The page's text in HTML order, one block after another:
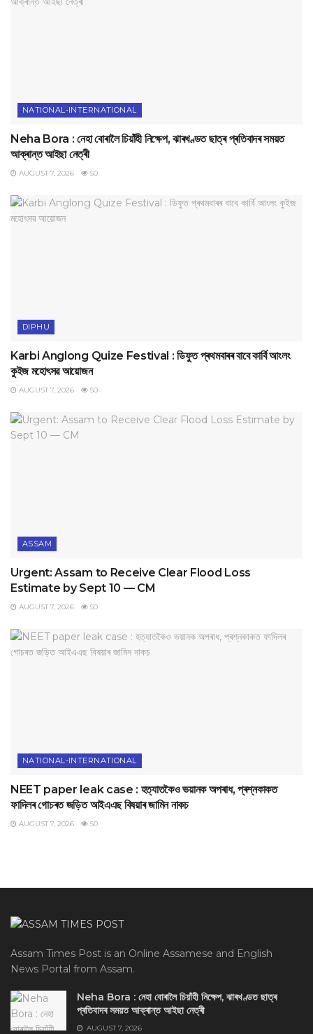
NATIONAL-INTERNATIONAL
Neha Bora : নেহা বোৰালৈ চিয়াঁহী নিক্ষেপ, ঝাৰখণ্ডত ছাত্ৰ প্ৰতিবাদৰ সময়ত
আক্ৰান্ত আইছা নেত্ৰী
AUGUST 7, 2026 50
DIPHU
Karbi Anglong Quize Festival : ডিফুত প্ৰথমবাৰৰ বাবে কাৰ্বি আংলং
কুইজ মহোৎসৱ আয়োজন
AUGUST 7, 2026 50
ASSAM
Urgent: Assam to Receive Clear Flood Loss
Estimate by Sept 10 — CM
AUGUST 7, 2026 50
NATIONAL-INTERNATIONAL
NEET paper leak case : হত্যাতকৈও ভয়ানক অপৰাধ, প্ৰশ্নকাকত
ফাদিলৰ গোচৰত জড়িত আইএএছ বিষয়াৰ জামিন নাকচ
AUGUST 7, 2026 50
Assam Times Post is an Online Assamese and English
News Portal from Assam.
Neha Bora : নেহা বোৰালৈ চিয়াঁহী নিক্ষেপ, ঝাৰখণ্ডত ছাত্ৰ
প্ৰতিবাদৰ সময়ত আক্ৰান্ত আইছা নেত্ৰী
AUGUST 7, 2026